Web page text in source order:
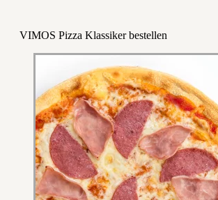
VIMOS Pizza Klassiker bestellen